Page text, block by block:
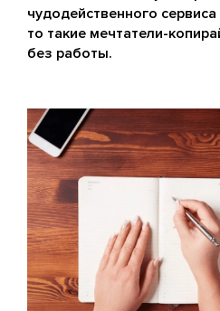
чудодейственного
то такие мечтатели-
без работы.